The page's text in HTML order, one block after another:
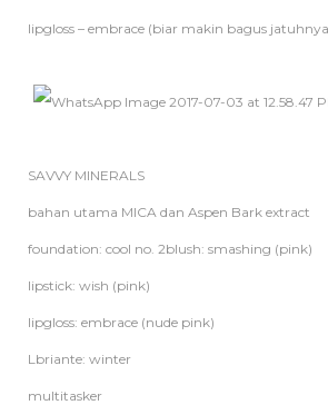
lipgloss – embrace (biar makin bagus
SAVVY MINERALS
bahan utama MICA dan Aspen Bark extract
foundation: cool no. 2blush: smashing (pink)
lipstick: wish (pink)
lipgloss: embrace (nude pink)
Lbriante: winter
multitasker